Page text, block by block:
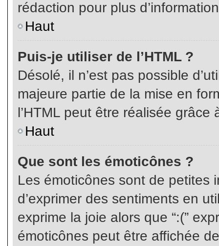
rédaction pour plus
Haut
Puis-je utiliser de l’HTML ?
Désolé, il n’est pas possible
majeure partie de la mise en
l’HTML peut être réalisée grâce
Haut
Que sont les émoticônes ?
Les émoticônes sont de petites
d’exprimer des sentiments en
exprime la joie alors que “:(”
émoticônes peut être affichée